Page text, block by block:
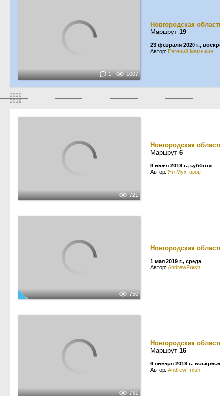
1 1007
Новгородская
Маршрут 19
23 февраля 2020 г.,
Автор: Евгений Мамыкин
2020
2019
721
Новгородская
Маршрут 6
8 июня 2019 г., суббота
Автор: Ян Мухтаров
750
Новгородская
1 мая 2019 г., среда
Автор: AndrewFresh
731
Новгородская
Маршрут 16
6 января 2019 г.,
Автор: AndrewFresh